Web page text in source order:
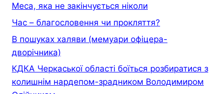
Меса, яка не закінчується ніколи
Час – благословення чи прокляття?
В пошуках халяви (мемуари офiцера-
дворiчника)
КДКА Черкаської області боїться розбиратися з
колишнім нардепом-зрадником Володимиром